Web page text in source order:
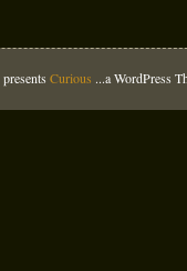
presents Curious ...a WordPress